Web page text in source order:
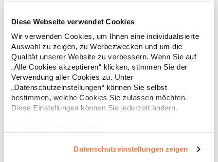
Diese Webseite verwendet Cookies
Wir verwenden Cookies, um Ihnen eine individualisierte
Auswahl zu zeigen, zu Werbezwecken und um die
Qualität unserer Website zu verbessern. Wenn Sie auf
„Alle Cookies akzeptieren“ klicken, stimmen Sie der
Verwendung aller Cookies zu. Unter
„Datenschutzeinstellungen“ können Sie selbst
bestimmen, welche Cookies Sie zulassen möchten.
Diese Einstellungen können Sie jederzeit ändern.
Datenschutzeinstellungen zeigen
Strapazierfähiges Polohemd aus Mischgewebe Overlock-Nähte
mit Polyfilm für Formstabilität Flachstrick-Kragen und
Ärmelbündchen in Rippstrick Doppelnähte an Schultern
Verstärkte Nähte an stark beanspruchten Stellen Neutrales
Etikett im Kragen für die einfache Veredelung/Personalisierung
Verstärkte Knopfleiste mit drei Knöpfen Aufgesetzte
Brusttasche mit Knopfverschluss Verstärkte Seitenschlitze
Eigenschaften, Atmungsaktivität und Verzugkontrolle Weicher,
auf der linken BrustseiteGrammatur: 200
ab16,05 € *
* Preise inkl. gesetzlicher Mwst. +Versandkosten *